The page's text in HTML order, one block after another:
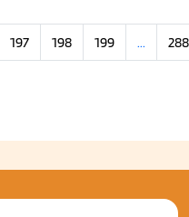
197 198 199 ... 288